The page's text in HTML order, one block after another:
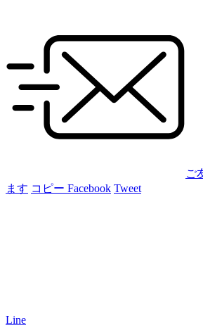
ご
ます コピー Facebook Tweet
Line